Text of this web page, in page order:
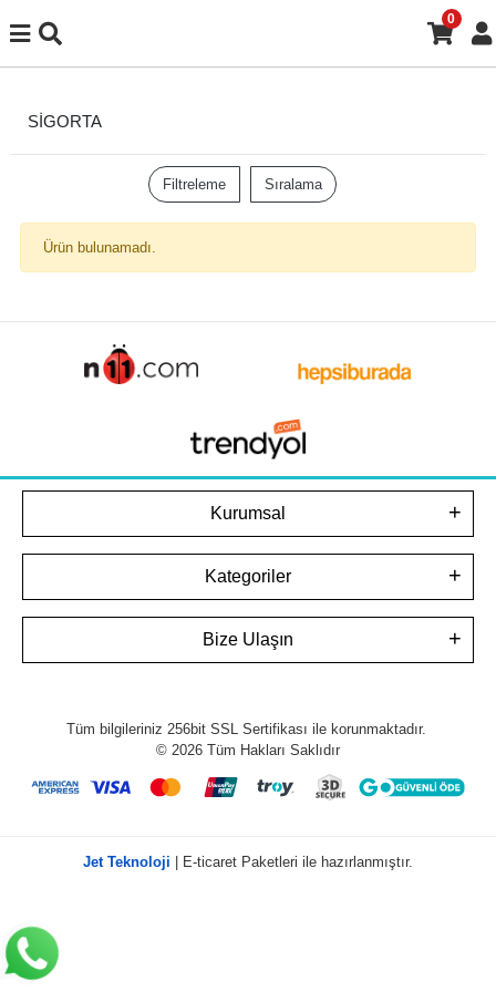
0
SİGORTA
Filtreleme Sıralama
Ürün bulunamadı.
Kurumsal
Kategoriler
Bize Ulaşın
Tüm bilgileriniz 256bit SSL Sertifikası ile korunmaktadır.
© 2026 Tüm Hakları Saklıdır
Jet Teknoloji | E-ticaret Paketleri ile hazırlanmıştır.